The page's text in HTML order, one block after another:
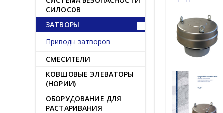
СИЛОСОВ
ЗАТВОРЫ
Приводы затворов
СМЕСИТЕЛИ
КОВШОВЫЕ ЭЛЕВАТОРЫ
(НОРИИ)
ОБОРУДОВАНИЕ ДЛЯ
РАСТАРИВАНИЯ